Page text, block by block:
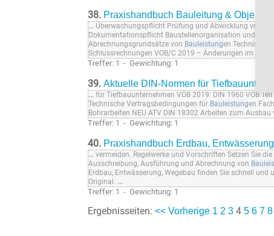
38. Praxishandbuch Bauleitung &
... Überwachungspflicht Prüfung und Abwicklung von
Dokumentationspflicht Baustellenorganisation und
Abrechnungsgrundsätze von Bauleistungen Technische
Schlussrechnungen VOB/C 2019 – Änderungen im
Treffer: 1 - Gewichtung: 1
39. Aktuelle DIN-Normen für
... für Tiefbauunternehmen VOB 2019: DIN 1960 VOB
Technische Vertragsbedingungen für Bauleistungen
Bohrarbeiten NEU ATV DIN 18302 Arbeiten zum
Treffer: 1 - Gewichtung: 1
40. Praxishandbuch Erdbau,
... vermeiden. Regelwerke und Vorschriften Setzen Sie
Ausschreibung, Ausführung und Abrechnung von
Erdbau, Entwässerung, Wegebau finden Sie schnell
Original. ...
Treffer: 1 - Gewichtung: 1
Ergebnisseiten: << Vorherige 1 2 3 4 5 6 7 8